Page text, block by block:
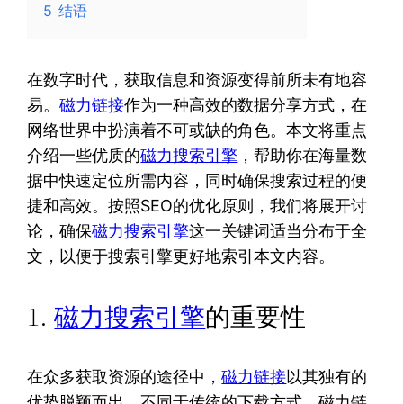
5 结语
在数字时代，获取信息和资源变得前所未有地容
易。磁力链接作为一种高效的数据分享方式，在
网络世界中扮演着不可或缺的角色。本文将重点
介绍一些优质的磁力搜索引擎 ，帮助你在海量数
据中快速定位所需内容，同时确保搜索过程的便
捷和高效。按照SEO的优化原则，我们将展开讨
论，确保磁力搜索引擎这一关键词适当分布于全
文，以便于搜索引擎更好地索引本文内容。
1.磁力搜索引擎的重要性
在众多获取资源的途径中，磁力链接以其独有的